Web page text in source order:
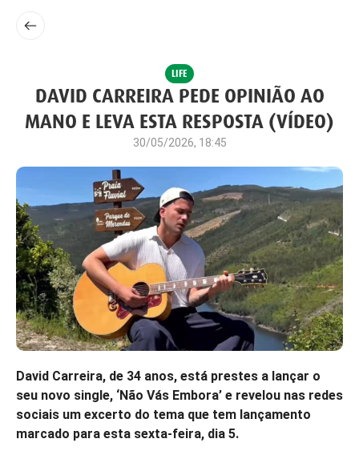
LIFE
DAVID CARREIRA PEDE OPINIÃO AO
MANO E LEVA ESTA RESPOSTA (VÍDEO)
30/05/2026, 18:45
David Carreira, de 34 anos, está prestes a lançar o
seu novo single, ‘Não Vás Embora’ e revelou nas redes
sociais um excerto do tema que tem lançamento
marcado para esta sexta-feira, dia 5.